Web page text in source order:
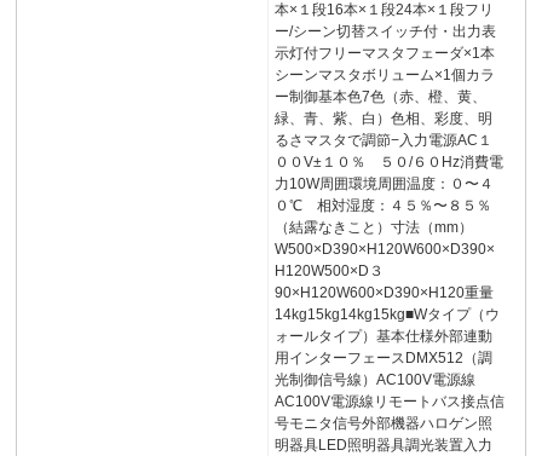
本×１段16本×１段24本×１段フリ
ー/シーン切替スイッチ付・出力表
示灯付フリーマスタフェーダ×1本
シーンマスタボリューム×1個カラ
ー制御基本色7色（赤、橙、黄、
緑、青、紫、白）色相、彩度、明
るさマスタで調節−入力電源AC１
００V±１０％ ５０/６０Hz消費電
力10W周囲環境周囲温度：０〜４
０℃ 相対湿度：４５％〜８５％
（結露なきこと）寸法（mm）
W500×D390×H120W600×D390×
H120W500×D３
90×H120W600×D390×H120重量
14kg15kg14kg15kg■Wタイプ（ウ
ォールタイプ）基本仕様外部連動
用インターフェースDMX512（調
光制御信号線）AC100V電源線
AC100V電源線リモートバス接点信
号モニタ信号外部機器ハロゲン照
明器具LED照明器具調光装置入力